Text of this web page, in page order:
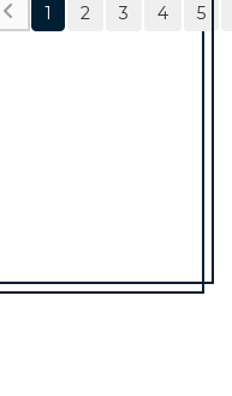
1 2 3 4 5